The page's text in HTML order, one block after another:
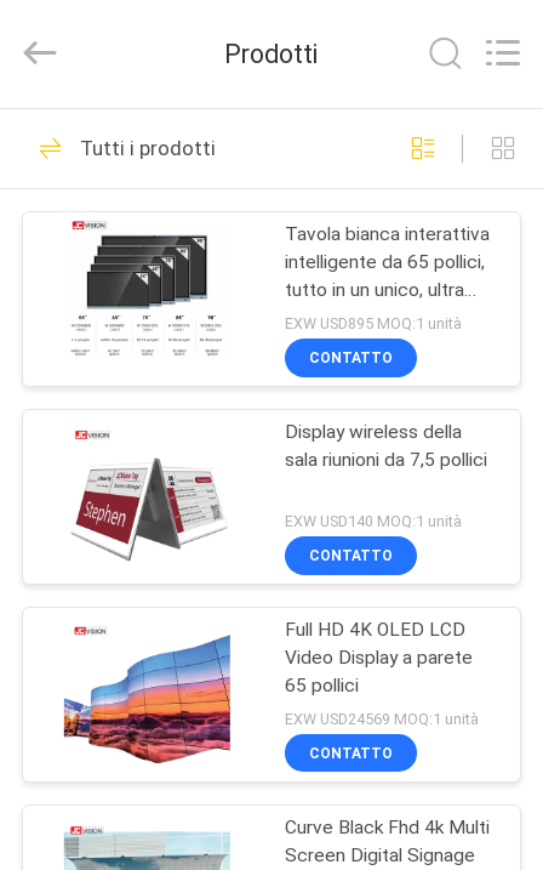
CASA.
PRODOTTI
VISITA
FABBRICA
CONTROLLO
DELLA
QUALITÀ
CONTATTACI
NOTIZIE
Interactive
Technology
All
Reserved.
Esposizione
all'aperto del
contrassegno di
Digital
40
Display di
segnaletica digitale
all'interno
105
Video esposizione
di parete LCD
32
Prodotti
Tutti i prodotti
Tavola bianca interattiva
intelligente da 65 pollici,
tutto in un unico, ultra
sottile per le aule da
concerto
EXW USD895 MOQ:1 unità
CONTATTO
Display wireless della
sala riunioni da 7,5 pollici
EXW USD140 MOQ:1 unità
CONTATTO
Full HD 4K OLED LCD
Video Display a parete
65 pollici
EXW USD24569 MOQ:1 unità
CONTATTO
Curve Black Fhd 4k Multi
Screen Digital Signage